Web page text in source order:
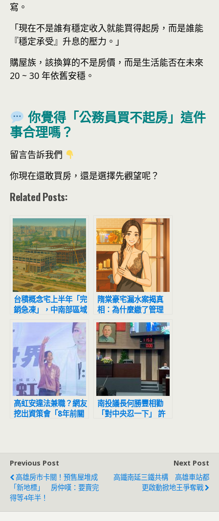
寫。
「現在不是誰有穩定收入就能買得起房，而是誰能
『穩定承受』升息的壓力。」
購屋族，該換算的不是房價，而是生活能否在未來
20 ~ 30 年依舊安穩。
你覺得「公務員買不起房」這件
事合理嗎？
留言告訴我們
你現在還敢買房，還是選擇先觀望呢？
Related Posts:
台積概念宅上半年「完
銷急凍」，中南部區域
狂跌8成以上
隋棠豪宅漏水案揭真
相：為什麼繳了管理
費，修繕卻還是一場災
難？
高虹安違法兼職？網友
挖出資策會「8年前關
南投議長何勝豐相勸
「對中央忍一下」 許
Previous Post
高雄房市卡關！預售屋堆成
「新地標」 房仲嘆：要賣完
得等4年半！
Next Post
高鐵南延三鐵共構 高雄車站都
更啟動掀地王爭奪戰